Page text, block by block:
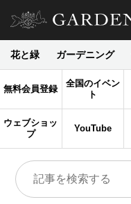
花と緑 ガーデニング
無料会員登録
全国のイベン
ト
ウェブショッ
プ
YouTube